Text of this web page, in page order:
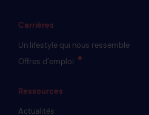
Carrières
Un lifestyle qui nous ressemble
Offres d’emploi
Ressources
Actualités